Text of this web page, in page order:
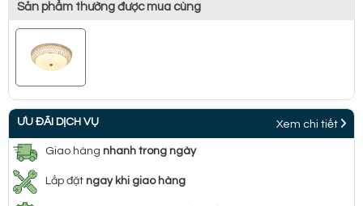
Sản phẩm thường được mua cùng
ƯU ĐÃI DỊCH VỤ Xem chi tiết
Giao hàng nhanh trong ngày
Lắp đặt ngay khi giao hàng